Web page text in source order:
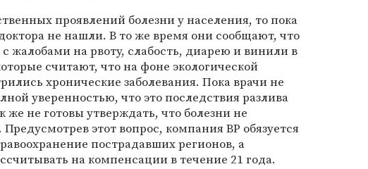
проявлений болезни у населения, то пока
не нашли. В то же время они сообщают, что
жалобами на рвоту, слабость, диарею и винили в
считают, что на фоне экологической
хронические заболевания. Пока врачи не
уверенностью, что это последствия разлива
же не готовы утверждать, что болезни не
этот вопрос, компания BP обязуется
пострадавших регионов, а
на компенсации в течение 21 года.